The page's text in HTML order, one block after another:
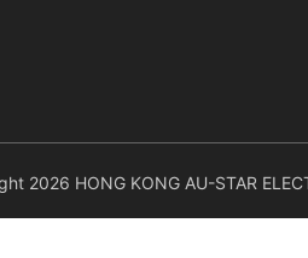
2026 HONG KONG AU-STAR